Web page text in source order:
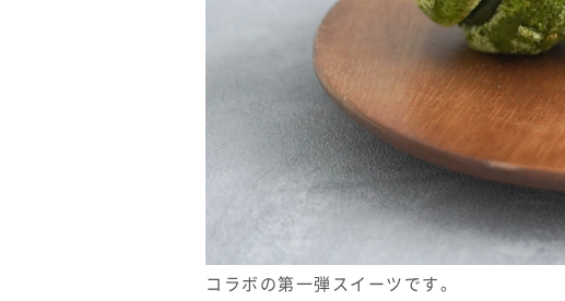
コラボの第一弾スイーツです。